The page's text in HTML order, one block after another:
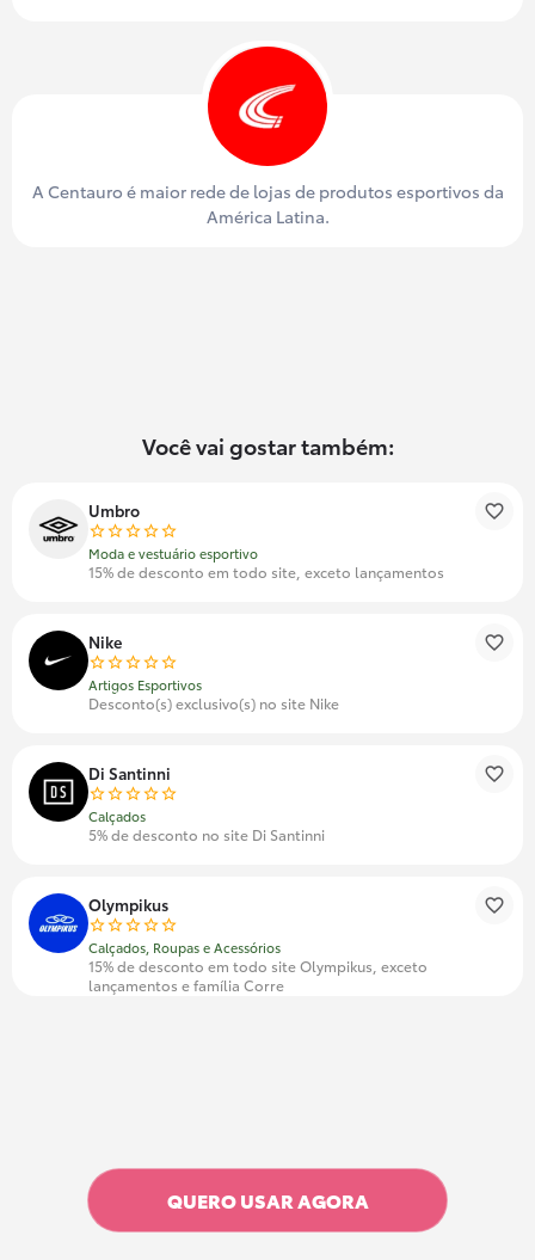
QUERO USAR AGORA
A Centauro é maior rede de lojas de produtos esportivos da
América Latina.
Você vai gostar também:
Umbro
Moda e vestuário esportivo
15% de desconto em todo site, exceto lançamentos
Nike
Artigos Esportivos
Desconto(s) exclusivo(s) no site Nike
Di Santinni
Calçados
5% de desconto no site Di Santinni
Olympikus
Calçados, Roupas e Acessórios
15% de desconto em todo site Olympikus, exceto
lançamentos e família Corre